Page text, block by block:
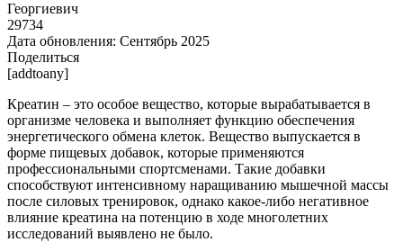
Георгиевич
29734
Дата обновления: Сентябрь 2025
Поделиться
[addtoany]
Креатин – это особое вещество, которые вырабатывается в
организме человека и выполняет функцию обеспечения
энергетического обмена клеток. Вещество выпускается в
форме пищевых добавок, которые применяются
профессиональными спортсменами. Такие добавки
способствуют интенсивному наращиванию мышечной массы
после силовых тренировок, однако какое-либо негативное
влияние креатина на потенцию в ходе многолетних
исследований выявлено не было.